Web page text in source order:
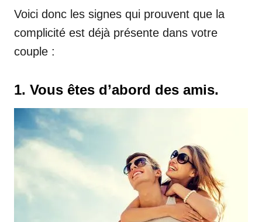
Voici donc les signes qui prouvent que la
complicité est déjà présente dans votre
couple :
1. Vous êtes d’abord des amis.